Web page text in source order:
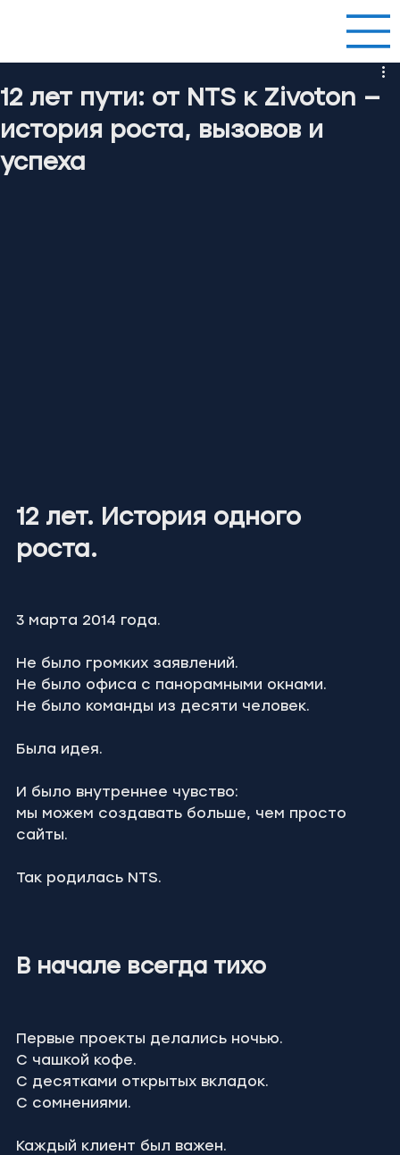
12 лет пути: от NTS к Zivoton —
история роста, вызовов и
успеха
12 лет. История одного
роста.
3 марта 2014 года.
Не было громких заявлений.
Не было офиса с панорамными окнами.
Не было команды из десяти человек.
Была идея.
И было внутреннее чувство:
мы можем создавать больше, чем просто
сайты.
Так родилась NTS.
В начале всегда тихо
Первые проекты делались ночью.
С чашкой кофе.
С десятками открытых вкладок.
С сомнениями.
Каждый клиент был важен.